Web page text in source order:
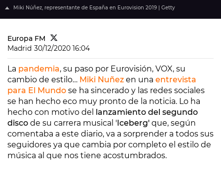
Miki Núñez, representante de España en Eurovision 2019 | Getty
Europa FM
Madrid 30/12/2020 16:04
La pandemia, su paso por Eurovisión, VOX, su
cambio de estilo… Miki Nuñez en una entrevista
para El Mundo se ha sincerado y las redes sociales
se han hecho eco muy pronto de la noticia. Lo ha
hecho con motivo del lanzamiento del segundo
disco de su carrera musical 'Iceberg' que, según
comentaba a este diario, va a sorprender a todos sus
seguidores ya que cambia por completo el estilo de
música al que nos tiene acostumbrados.